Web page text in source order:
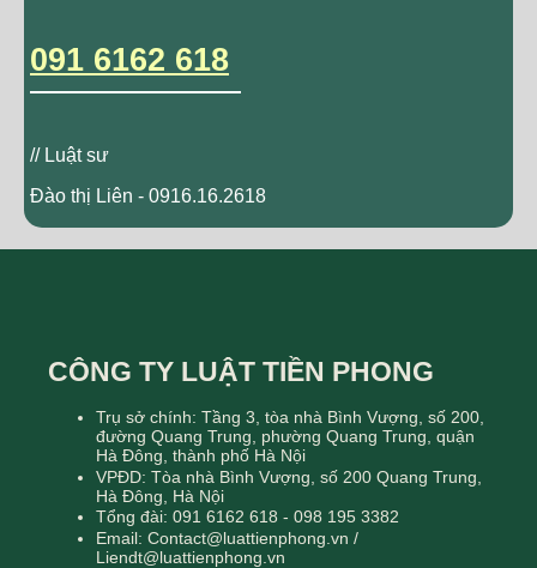
091 6162 618
// Luật sư
Đào thị Liên - 0916.16.2618
CÔNG TY LUẬT TIỀN PHONG
Trụ sở chính: Tầng 3, tòa nhà Bình Vượng, số 200,
đường Quang Trung, phường Quang Trung, quận
Hà Đông, thành phố Hà Nội
VPĐD: Tòa nhà Bình Vượng, số 200 Quang Trung,
Hà Đông, Hà Nội
Tổng đài: 091 6162 618 - 098 195 3382
Email: Contact@luattienphong.vn /
Liendt@luattienphong.vn